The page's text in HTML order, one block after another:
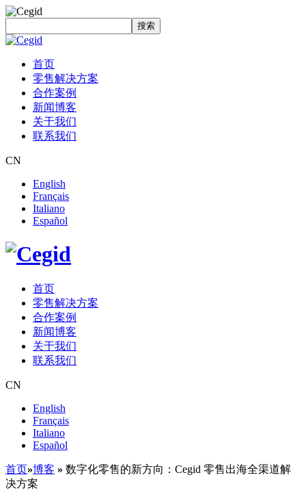
搜索
首页
零售解决方案
合作案例
新闻博客
关于我们
联系我们
CN
English
Français
Italiano
Español
首页
零售解决方案
合作案例
新闻博客
关于我们
联系我们
CN
English
Français
Italiano
Español
首页»博客 » 数字化零售的新方向：Cegid 零售出海全渠道解
决方案